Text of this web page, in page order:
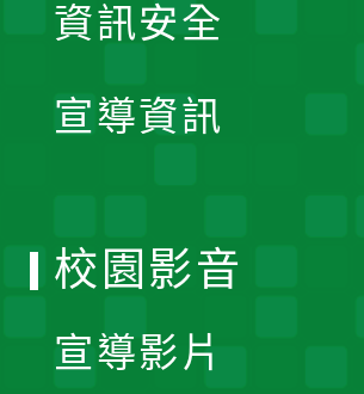
資訊安全
宣導資訊
校園影音
宣導影片